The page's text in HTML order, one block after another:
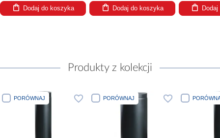
Dodaj do koszyka Dodaj do koszyka
Produkty z kolekcji
PORÓWNAJ PORÓWNAJ